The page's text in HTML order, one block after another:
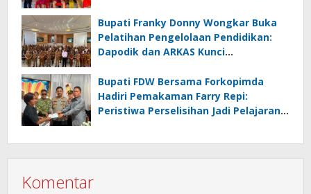
Bupati Franky Donny Wongkar Buka
Pelatihan Pengelolaan Pendidikan:
Dapodik dan ARKAS Kunci
Minahasa Selatan
Bupati FDW Bersama Forkopimda
Hadiri Pemakaman Farry Repi:
Peristiwa Perselisihan Jadi Pelajaran,
Komentar